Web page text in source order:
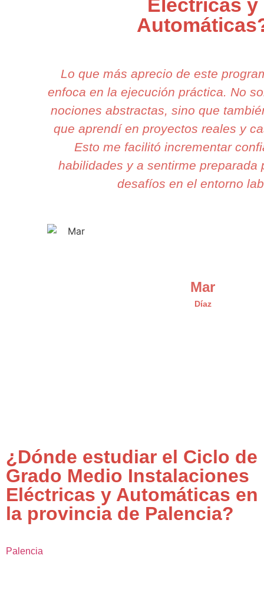
Eléctricas y
Lo que más aprecio de este
enfoca en la ejecución práctica. No
nociones abstractas, sino que
que aprendí en proyectos reales y
Esto me facilitó incrementar
habilidades y a sentirme preparada
desafíos en el entorno
Mar
Díaz
¿Dónde estudiar el Ciclo de
Grado Medio Instalaciones
Eléctricas y Automáticas en
la provincia de Palencia?
Palencia